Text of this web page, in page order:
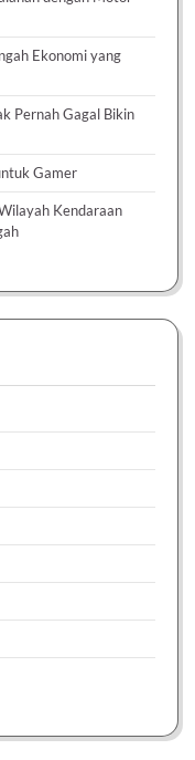
Ekonomi yang
Pernah Gagal Bikin
Gamer
Kendaraan